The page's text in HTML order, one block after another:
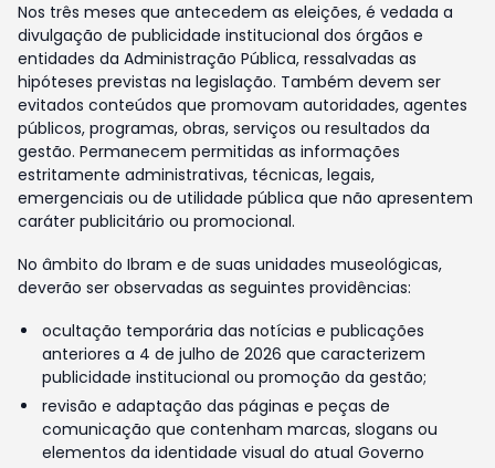
Nos três meses que antecedem as eleições, é vedada a
divulgação de publicidade institucional dos órgãos e
entidades da Administração Pública, ressalvadas as
hipóteses previstas na legislação. Também devem ser
evitados conteúdos que promovam autoridades, agentes
públicos, programas, obras, serviços ou resultados da
gestão. Permanecem permitidas as informações
estritamente administrativas, técnicas, legais,
emergenciais ou de utilidade pública que não apresentem
caráter publicitário ou promocional.
No âmbito do Ibram e de suas unidades museológicas,
deverão ser observadas as seguintes providências:
ocultação temporária das notícias e publicações
anteriores a 4 de julho de 2026 que caracterizem
publicidade institucional ou promoção da gestão;
revisão e adaptação das páginas e peças de
comunicação que contenham marcas, slogans ou
elementos da identidade visual do atual Governo